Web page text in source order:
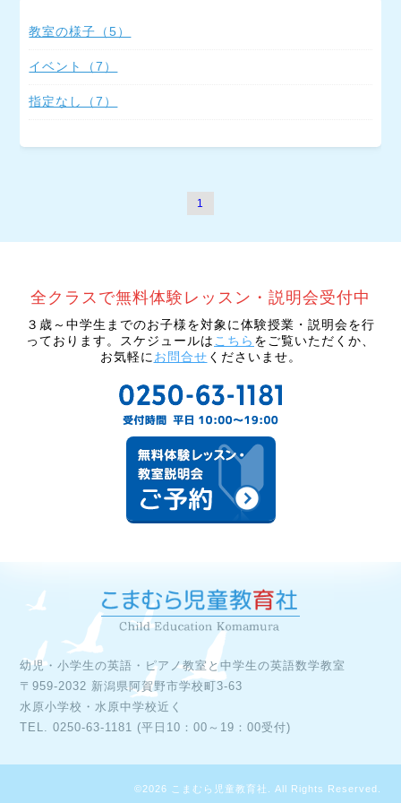
教室の様子（5）
イベント（7）
指定なし（7）
1
３歳～中学生までのお子様を対象に体験授業・説明会を行
っております。スケジュールはこちら をご覧いただくか、
お気軽にお問合せ くださいませ。
幼児・小学生の英語・ピアノ教室と中学生の英語数学教室
〒959-2032 新潟県阿賀野市学校町3-63
水原小学校・水原中学校近く
©2026 こまむら児童教育社 . All Rights Reserved.